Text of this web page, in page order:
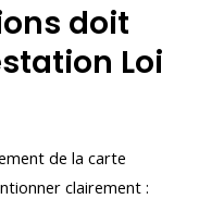
doit
Loi
de la carte
clairement :